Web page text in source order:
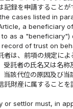
記録を申請することが
cases listed in
a beneficiary
as a "beneficiary")
of trust on
者は、前項の規定に
受託者の氏名又は名
当該代位の原因及び
託財産に属すること
or settlor must, in